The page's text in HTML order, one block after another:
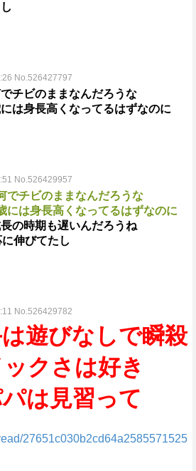
No.526427797
チビのままなんだろうな
は身長高くなってるはずなのに
No.526429957
でチビのままなんだろうな
には身長高くなってるはずなのに
の時期も遅いんだろうね
伸びてたし
No.526429782
遊びなしで瞬殺
クさは好き
は見習って
27651c030b2cd64a2585571525